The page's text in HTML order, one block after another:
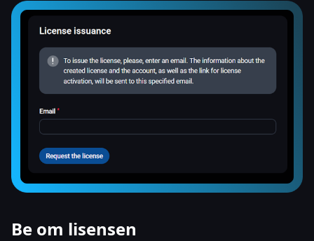
Be om lisensen